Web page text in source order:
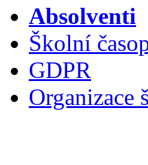
Absolventi
Školní
GDPR
Organizace